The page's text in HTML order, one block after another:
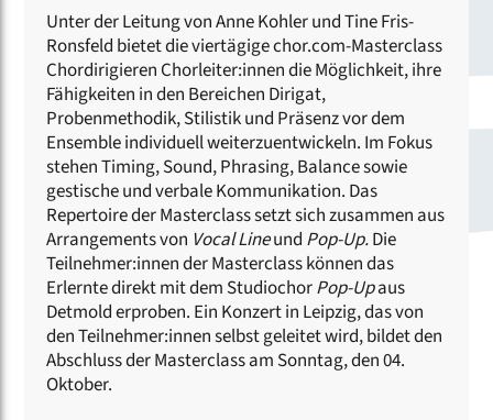
Unter der Leitung von Anne Kohler und Tine Fris-
Ronsfeld bietet die viertägige chor.com-Masterclass
Chordirigieren Chorleiter:innen die Möglichkeit, ihre
Fähigkeiten in den Bereichen Dirigat,
Probenmethodik, Stilistik und Präsenz vor dem
Ensemble individuell weiterzuentwickeln. Im Fokus
stehen Timing, Sound, Phrasing, Balance sowie
gestische und verbale Kommunikation. Das
Repertoire der Masterclass setzt sich zusammen aus
Arrangements von Vocal Lineund Pop-Up.Die
Teilnehmer:innen der Masterclass können das
Erlernte direkt mit dem StudiochorPop-Upaus
Detmold erproben. Ein Konzert in Leipzig, das von
den Teilnehmer:innen selbst geleitet wird, bildet den
Abschluss der Masterclass am Sonntag, den 04.
Oktober.